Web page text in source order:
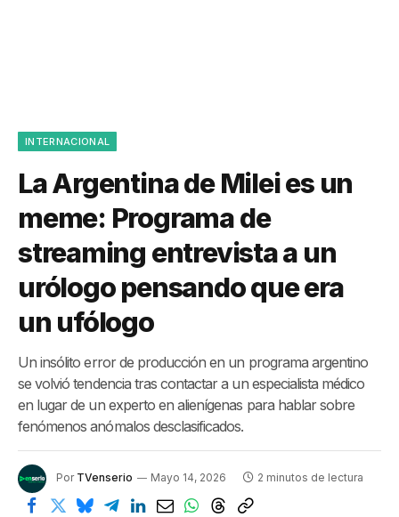
INTERNACIONAL
La Argentina de Milei es un
meme: Programa de
streaming entrevista a un
urólogo pensando que era
un ufólogo
Un insólito error de producción en un programa argentino
se volvió tendencia tras contactar a un especialista médico
en lugar de un experto en alienígenas para hablar sobre
fenómenos anómalos desclasificados.
Por TVenserio Mayo 14, 2026 2 minutos de lectura